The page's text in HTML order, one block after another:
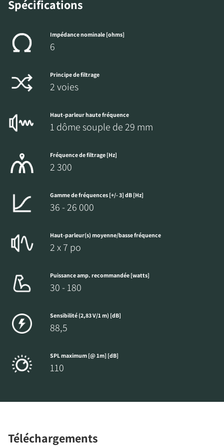
Spécifications
Impédance nominale [ohms]
6
Principe de filtrage
2 voies
Haut-parleur haute fréquence
1 dôme souple de 29 mm
Fréquence de filtrage [Hz]
2 300
Gamme de fréquences [+/- 3] dB [Hz]
36 - 26 000
Haut-parleur(s) moyenne/basse fréquence
2 x 7 po
Puissance amp. recommandée [watts]
30 - 180
Sensibilité (2,83 V/1 m) [dB]
88,5
SPL maximum [@ 1m] [dB]
110
Téléchargements